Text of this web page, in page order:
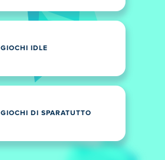
GIOCHI IDLE
GIOCHI DI SPARATUTTO